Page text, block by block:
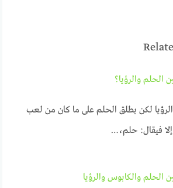
الحلم والرؤيا؟
لكن يطلق الحلم على ما كان من لعب
فيقال: حلم،…
الحلم والكابوس والرؤيا